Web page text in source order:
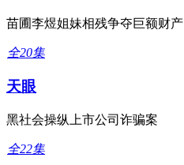
苗圃李煜姐妹相残争夺巨额财产
全20集
天眼
黑社会操纵上市公司诈骗案
全22集